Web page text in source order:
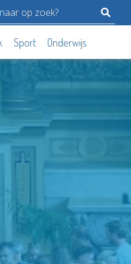
Sport Onderwijs